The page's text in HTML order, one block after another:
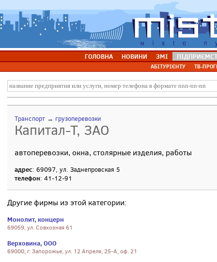
ГОЛОВНА НОВИНИ ЗМІ
АБІТУРІЄНТУ ТВ-
Транспорт → грузоперевозки
Капитал-Т, ЗАО
автоперевозки, окна, столярные изделия, работы
адрес: 69097, ул. Заднепровская 5
телефон: 41-12-91
Другие фирмы из этой категории:
Монолит, концерн
69059, ул. Совхозная 61
Верховина, ООО
69000, г. Запорожье, ул. 12 Апреля, 25-А, оф. 21